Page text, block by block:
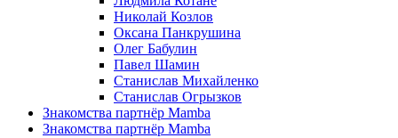
Николай Козлов
Оксана Панкрушина
Олег Бабулин
Павел Шамин
Станислав Михайленко
Станислав Огрызков
Знакомства партнёр Mamba
Знакомства партнёр Mamba